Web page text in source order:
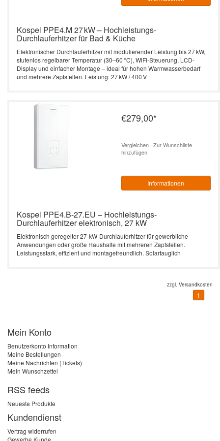
Kospel PPE4.M 27 kW – Hochleistungs-
Durchlauferhitzer für Bad & Küche
Elektronischer Durchlauferhitzer mit modulierender Leistung bis 27 kW,
stufenlos regelbarer Temperatur (30–60 °C), WiFi-Steuerung, LCD-
Display und einfacher Montage – ideal für hohen Warmwasserbedarf
und mehrere Zapfstellen. Leistung: 27 kW / 400 V
€279,00*
Vergleichen| Zur Wunschliste
hinzufügen
Informationen
Kospel PPE4.B-27.EU – Hochleistungs-
Durchlauferhitzer elektronisch, 27 kW
Elektronisch geregelter 27-kW-Durchlauferhitzer für gewerbliche
Anwendungen oder große Haushalte mit mehreren Zapfstellen.
Leistungsstark, effizient und montagefreundlich. Solartauglich
zzgl. Versandkosten
1
Mein Konto
Benutzerkonto Information
Meine Bestellungen
Meine Nachrichten (Tickets)
Mein Wunschzettel
RSS feeds
Neueste Produkte
Kundendienst
Vertrag widerrufen